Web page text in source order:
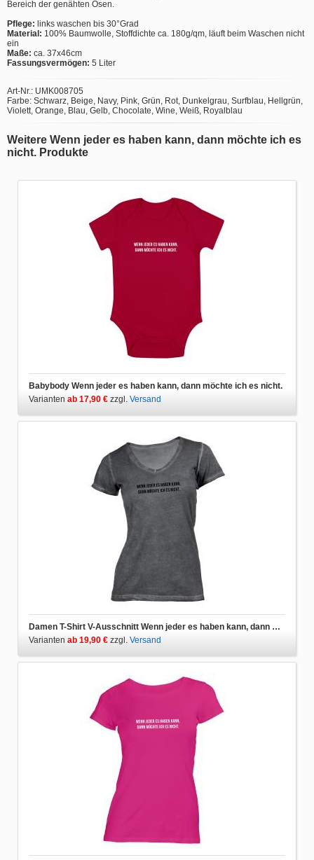
Bereich der genähten Ösen.
Pflege: links waschen bis 30°Grad
Material: 100% Baumwolle, Stoffdichte ca. 180g/qm, läuft beim Waschen nicht
ein
Maße: ca. 37x46cm
Fassungsvermögen: 5 Liter
Art-Nr.: UMK008705
Farbe: Schwarz, Beige, Navy, Pink, Grün, Rot, Dunkelgrau, Surfblau, Hellgrün,
Violett, Orange, Blau, Gelb, Chocolate, Wine, Weiß, Royalblau
Weitere Wenn jeder es haben kann, dann möchte ich es
nicht. Produkte
Babybody Wenn jeder es haben kann, dann möchte ich es nicht.
Varianten ab 17,90 € zzgl. Versand
Damen T-Shirt V-Ausschnitt Wenn jeder es haben kann, dann möchte ich es nicht.
Varianten ab 19,90 € zzgl. Versand